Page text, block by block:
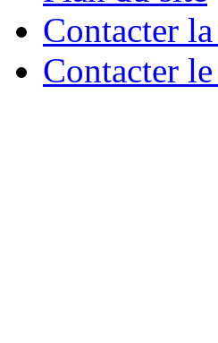
Contacter
Contacter